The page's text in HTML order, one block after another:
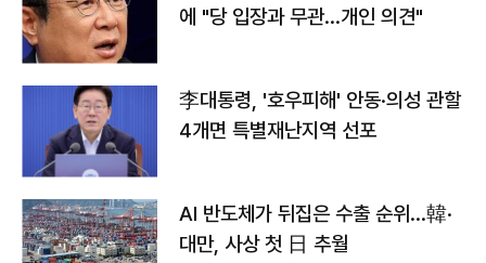
에 "당 입장과 무관…개인 의견"
李대통령, '호우피해' 안동·의성 관할
4개면 특별재난지역 선포
AI 반도체가 뒤집은 수출 순위…韓·
대만, 사상 첫 日 추월